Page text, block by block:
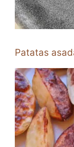
Patatas